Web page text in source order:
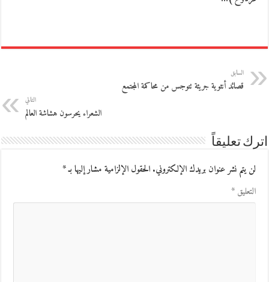
السابق
قصائد أنثوية جريئة تتوجس من محاكمة المجتمع
التالي
الشعراء ‬يحرسون ‬هشاشة ‬العالم
اترك تعليقاً
لن يتم نشر عنوان بريدك الإلكتروني.الحقول الإلزامية مشار إليها بـ*
التعليق*